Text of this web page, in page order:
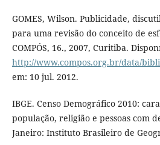
GOMES, Wilson. Publicidade,
para uma revisão do conceito de
COMPÓS, 16., 2007, Curitiba.
http://www.compos.org.br/data/
em: 10 jul. 2012.
IBGE. Censo Demográfico 2010:
população, religião e pessoas com
Janeiro: Instituto Brasileiro de